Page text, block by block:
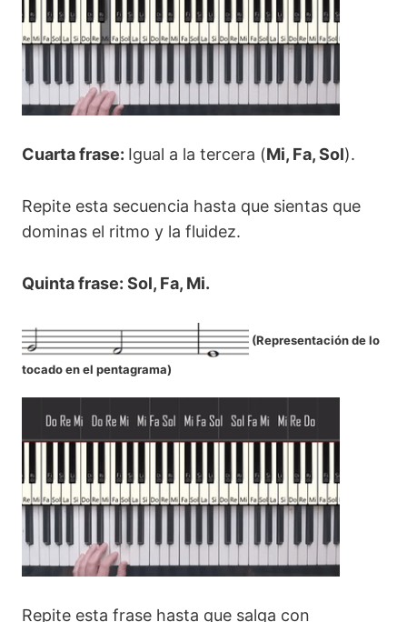
Cuarta frase: Igual a la tercera (Mi, Fa, Sol).
Repite esta secuencia hasta que sientas que
dominas el ritmo y la fluidez.
Quinta frase: Sol, Fa, Mi.
(Representación de lo
tocado en el pentagrama)
Repite esta frase hasta que salga con